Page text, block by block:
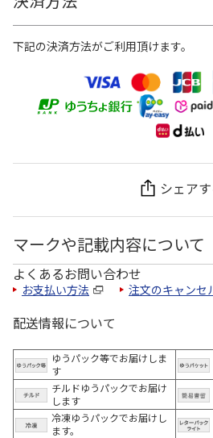
下記の決済方法がご利用頂けます。
シェア
マークや記載内容について
よくあるお問い合わせ
お支払い方法 注文のキャンセ
配送情報について
ゆうパック等でお届けしま
す
チルドゆうパックでお届け
します
冷凍ゆうパックでお届けし
ます。